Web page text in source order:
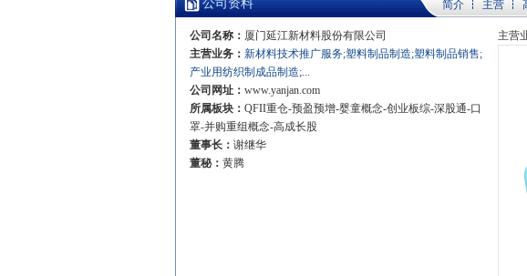
公司资料 简介 主营
公司名称： 厦门延江新材料股份有限公司
主营业务： 新材料技术推广服务;塑料制品制造;塑料制品销售;
产业用纺织制成品制造;...
公司网址： www.yanjan.com
所属板块： QFII重仓-预盈预增-婴童概念-创业板综-深股通-口
罩-并购重组概念-高成长股
董事长： 谢继华
董秘： 黄腾
主营